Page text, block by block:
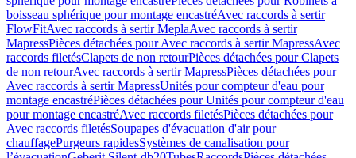
boisseau sphérique pour montage encastréAvec raccords à sertir
FlowFitAvec raccords à sertir MeplaAvec raccords à sertir
MapressPièces détachées pour Avec raccords à sertir MapressAvec
raccords filetésClapets de non retourPièces détachées pour Clapets
de non retourAvec raccords à sertir MapressPièces détachées pour
Avec raccords à sertir MapressUnités pour compteur d'eau pour
montage encastréPièces détachées pour Unités pour compteur d'eau
pour montage encastréAvec raccords filetésPièces détachées pour
Avec raccords filetésSoupapes d'évacuation d'air pour
chauffagePurgeurs rapidesSystèmes de canalisation pour